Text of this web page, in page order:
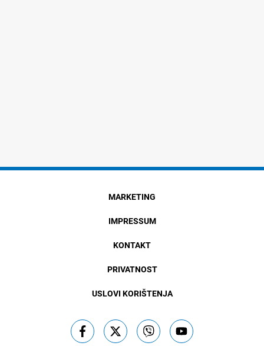
MARKETING
IMPRESSUM
KONTAKT
PRIVATNOST
USLOVI KORIŠTENJA